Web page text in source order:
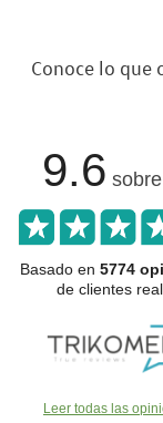
Conoce lo que
9.6 sobre
Basado en 5774
de clientes
Leer todas las